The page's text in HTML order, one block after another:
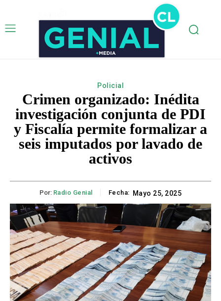
Policial
Crimen organizado: Inédita
investigación conjunta de PDI
y Fiscalía permite formalizar a
seis imputados por lavado de
activos
Por: Radio Genial Fecha: Mayo 25, 2025